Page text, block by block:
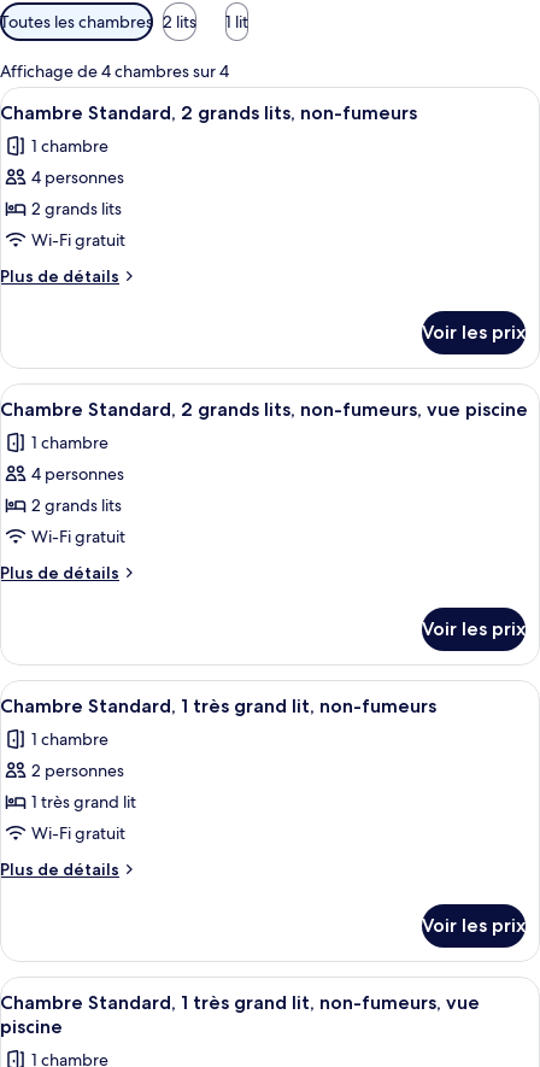
Filtres
disponibles
pour
les
chambres
Toutes les chambres 2 lits 1 lit
Affichage de 4 chambres sur 4
Afficher
toutes
les
photos
pour
ce
type
de
Chambre
Standard,
2
grands
lits,
non-
fumeurs
Une chambre d’hôtel comprenant
5
Chambre Standard, 2 grands lits, non-fumeurs
1 chambre
4 personnes
2 grands lits
Wi-Fi gratuit
Plus de détails
Plus
le
type
de
Chambre
Standard,
grands
lits,
fumeurs
Voir les prix
Afficher
toutes
les
photos
pour
ce
type
de
Chambre
Standard,
2
grands
lits,
non-
fumeurs,
vue
piscine
Une chambre d’hôtel avec deux lits,
5
Chambre Standard, 2 grands lits, non-fumeurs, vue piscine
1 chambre
4 personnes
2 grands lits
Wi-Fi gratuit
Plus de détails
Plus
le
type
de
Chambre
Standard,
grands
lits,
fumeurs,
Voir les prix
Afficher
toutes
les
photos
pour
ce
type
de
Chambre
Standard,
1
très
grand
Une chambre à coucher
5
Chambre Standard, 1 très grand lit, non-fumeurs
1 chambre
2 personnes
1 très grand lit
Wi-Fi gratuit
Plus de détails
Plus
le
type
de
chambre
Chambre
Voir les prix
Afficher
toutes
les
Une chambre d’hôtel avec un lit, un
5
Chambre Standard, 1 très grand lit, non-fumeurs, vue
piscine
1 chambre